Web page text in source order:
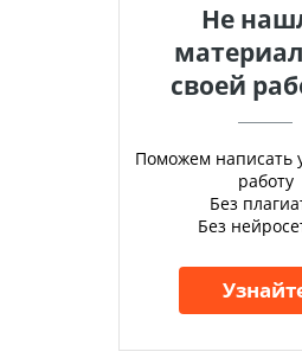
Не
своей
Поможем написать
работу
Без
Без